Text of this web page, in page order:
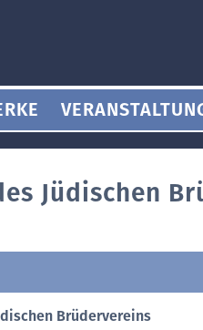
Jüdischen
Brüdervereins